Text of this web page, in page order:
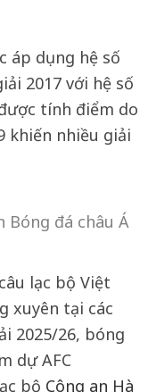
áp dụng hệ số
2017 với hệ số
tính điểm do
khiến nhiều giải
Bóng đá châu Á
lạc bộ Việt
xuyên tại các
2025/26, bóng
dự AFC
bộ Công an Hà